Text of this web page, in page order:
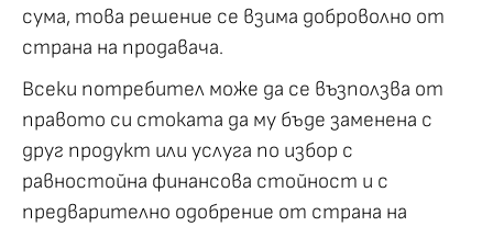
сума, това решение се взима доброволно от
страна на продавача.
Всеки потребител може да се възползва от
правото си стоката да му бъде заменена с
друг продукт или услуга по избор с
равностойна финансова стойност и с
предварително одобрение от страна на